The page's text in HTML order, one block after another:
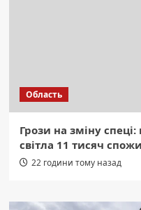
Область
Грози на зміну
світла 11 тисяч
22 години тому назад